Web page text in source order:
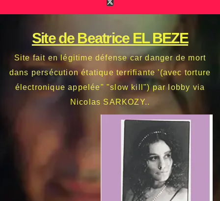
Site de Beatrice EL BEZE
Site fait en légitime défense car danger de mort
dans persécution étatique terrifiante '(avec torture
électronique appelée" "slow kill") par lobby via
Nicolas SARKOZY..